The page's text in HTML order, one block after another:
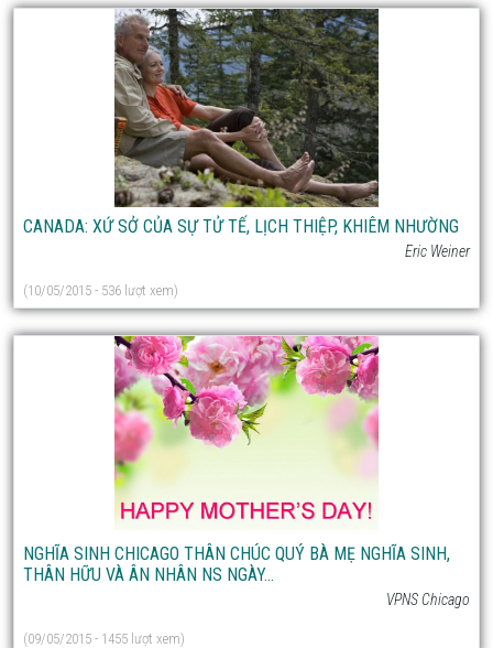
CANADA: XỨ SỞ CỦA SỰ TỬ TẾ, LỊCH THIỆP, KHIÊM NHƯỜNG
Eric Weiner
(10/05/2015 - 536 lượt xem)
NGHĨA SINH CHICAGO THÂN CHÚC QUÝ BÀ MẸ NGHĨA SINH,
THÂN HỮU VÀ ÂN NHÂN NS NGÀY...
VPNS Chicago
(09/05/2015 - 1455 lượt xem)